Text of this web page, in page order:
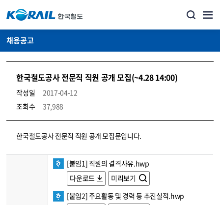
채용공고
한국철도공사 전문직 직원 공개 모집(~4.28 14:00)
작성일
2017-04-12
조회수
37,988
코레일소개_경영공시_채용공고 상세보기 – 내용, 파일, 담당자 연락처로 구성
한국철도공사 전문직 직원 공개 모집문입니다.
[붙임1] 직원의 결격사유.hwp
다운로드
미리보기
[붙임2] 주요활동 및 경력 등 추진실적.hwp